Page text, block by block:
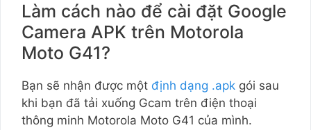
Làm cách nào để cài đặt Google
Camera APK trên Motorola
Moto G41?
Bạn sẽ nhận được một định dạng .apk gói sau
khi bạn đã tải xuống Gcam trên điện thoại
thông minh Motorola Moto G41 của mình.